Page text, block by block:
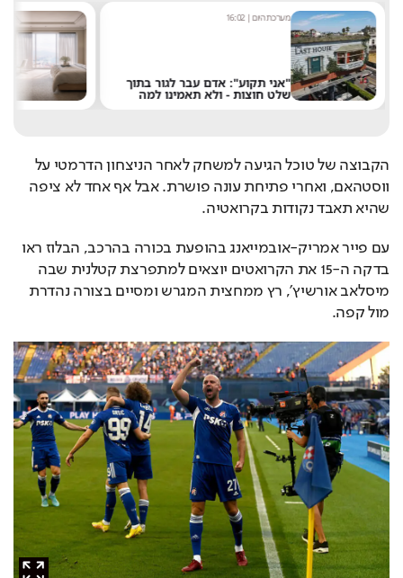
מערכת היום|
16:02
"אני תקוע": אדם עבר לגור בתוך
שלט חוצות - ולא תאמינו למה
הקבוצה של טוכל הגיעה למשחק לאחר הניצחון הדרמטי על
ווסטהאם, ואחרי פתיחת עונה פושרת. אבל אף אחד לא ציפה
שהיא תאבד נקודות בקרואטיה.
עם פייר אמריק-אובמייאנג בהופעת בכורה בהרכב, הבלוז ראו
בדקה ה-15 את הקרואטים יוצאים למתפרצת קטלנית שבה
מיסלאב אורשיץ', רץ ממחצית המגרש ומסיים בצורה נהדרת
מול קפה.